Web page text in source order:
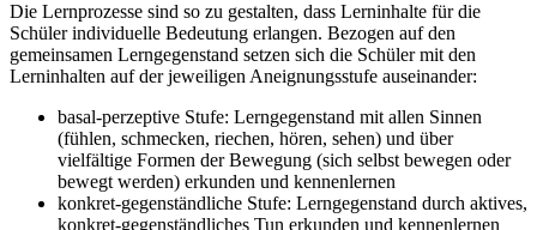
Die Lernprozesse sind so zu gestalten, dass Lerninhalte für die
Schüler individuelle Bedeutung erlangen. Bezogen auf den
gemeinsamen Lerngegenstand setzen sich die Schüler mit den
Lerninhalten auf der jeweiligen Aneignungsstufe auseinander:
basal-perzeptive Stufe: Lerngegenstand mit allen Sinnen
(fühlen, schmecken, riechen, hören, sehen) und über
vielfältige Formen der Bewegung (sich selbst bewegen oder
bewegt werden) erkunden und kennenlernen
konkret-gegenständliche Stufe: Lerngegenstand durch aktives,
konkret-gegenständliches Tun erkunden und kennenlernen